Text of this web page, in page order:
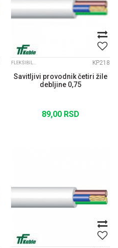
FLEKSIBILNI KABLOVI KP218
Savitljivi provodnik četiri žile
debljine 0,75
89,00 RSD